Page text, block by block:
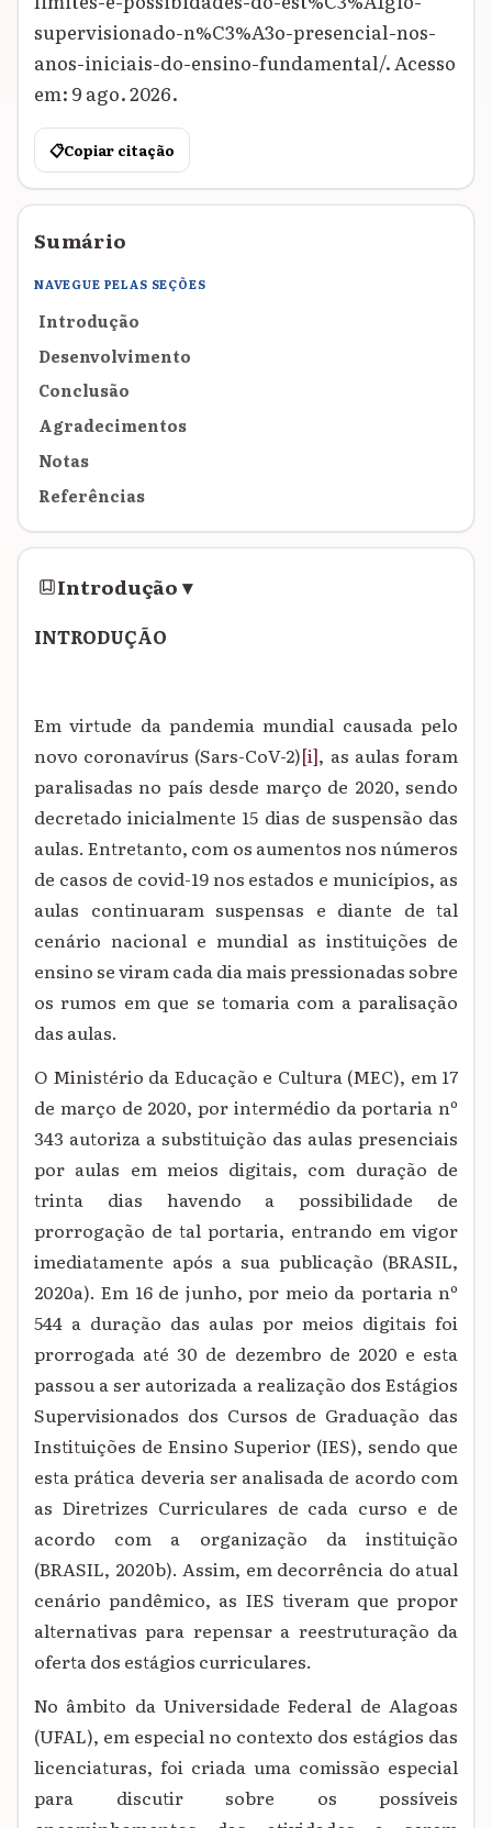
supervisionado-n%C3%A3o-presencial-nos-
anos-iniciais-do-ensino-fundamental/. Acesso
em: 9 ago. 2026.
📋Copiar citação
Sumário
NAVEGUE PELAS SEÇÕES
Introdução
Desenvolvimento
Conclusão
Agradecimentos
Notas
Referências
Introdução▾
INTRODUÇÃO
Em virtude da pandemia mundial causada pelo
novo coronavírus (Sars-CoV-2)[i], as aulas foram
paralisadas no país desde março de 2020, sendo
decretado inicialmente 15 dias de suspensão das
aulas. Entretanto, com os aumentos nos números
de casos de covid-19 nos estados e municípios, as
aulas continuaram suspensas e diante de tal
cenário nacional e mundial as instituições de
ensino se viram cada dia mais pressionadas sobre
os rumos em que se tomaria com a paralisação
das aulas.
O Ministério da Educação e Cultura (MEC), em 17
de março de 2020, por intermédio da portaria nº
343 autoriza a substituição das aulas presenciais
por aulas em meios digitais, com duração de
trinta dias havendo a possibilidade de
prorrogação de tal portaria, entrando em vigor
imediatamente após a sua publicação (BRASIL,
2020a). Em 16 de junho, por meio da portaria nº
544 a duração das aulas por meios digitais foi
prorrogada até 30 de dezembro de 2020 e esta
passou a ser autorizada a realização dos Estágios
Supervisionados dos Cursos de Graduação das
Instituições de Ensino Superior (IES), sendo que
esta prática deveria ser analisada de acordo com
as Diretrizes Curriculares de cada curso e de
acordo com a organização da instituição
(BRASIL, 2020b). Assim, em decorrência do atual
cenário pandêmico, as IES tiveram que propor
alternativas para repensar a reestruturação da
oferta dos estágios curriculares.
No âmbito da Universidade Federal de Alagoas
(UFAL), em especial no contexto dos estágios das
licenciaturas, foi criada uma comissão especial
para discutir sobre os possíveis